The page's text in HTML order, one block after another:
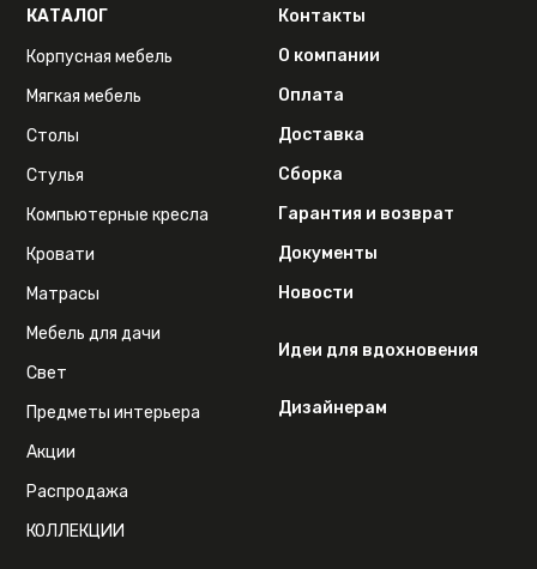
КАТАЛОГ
Корпусная мебель
Мягкая мебель
Столы
Стулья
Компьютерные кресла
Кровати
Матрасы
Мебель для дачи
Свет
Предметы интерьера
Акции
Распродажа
КОЛЛЕКЦИИ
Контакты
О компании
Оплата
Доставка
Сборка
Гарантия и возврат
Документы
Новости
Идеи для вдохновения
Дизайнерам